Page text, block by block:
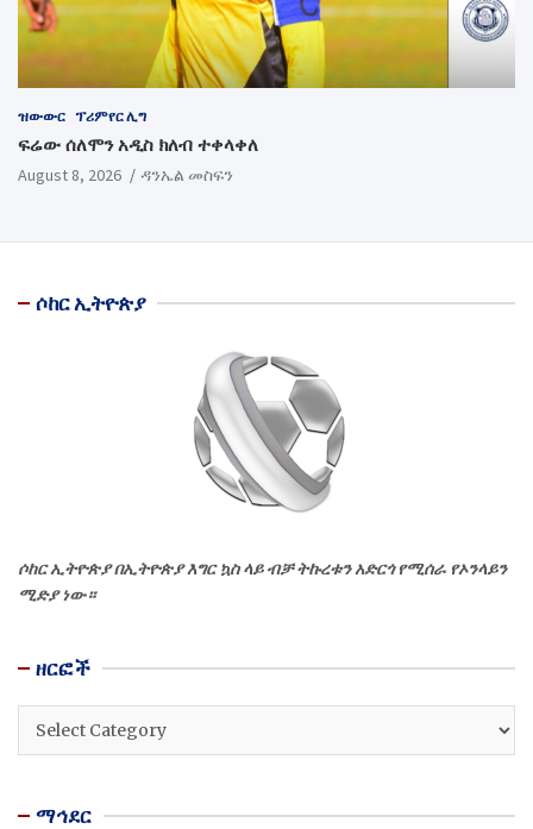
ዝውውር ፕሪምየር ሊግ
ፍሬው ሰለሞን አዲስ ክለብ ተቀላቀለ
August 8, 2026 ዳንኤል መስፍን
ሶከር ኢትዮጵያ
ሶከር ኢትዮጵያ በኢትዮጵያ እግር ኳስ ላይ ብቻ ትኩረቱን አድርጎ የሚሰራ የኦንላይን
ሚድያ ነው።
ዘርፎች
ዘርፎች
ማኅደር